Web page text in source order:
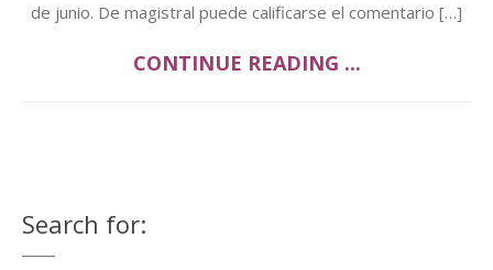
de junio. De magistral puede calificarse el comentario […]
CONTINUE READING ...
Search for: